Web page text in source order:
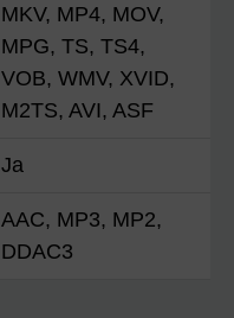
MKV, MP4, MOV,
MPG, TS, TS4,
VOB, WMV, XVID,
M2TS, AVI, ASF
Ja
AAC, MP3, MP2,
DDAC3